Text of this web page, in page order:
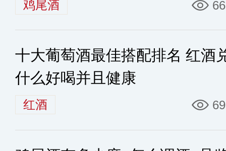
鸡尾酒
十大葡萄酒最佳搭配排名 红酒
什么好喝并且健康
红酒